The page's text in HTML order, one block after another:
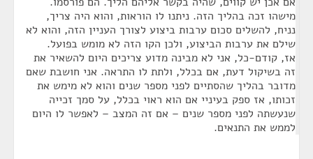
מישהו זכה בהליך הזה. ניתנו לו הוראות, והוא היה צריך,
נניח, להשלים סכום ערבות ביצוע לצורך העניין הזה, והוא לא
שילם את ערבות הביצוע, ולכן הקו הזה לא מומש בפועל.
אז, קודם-כל, אני לא מבינה מדוע צריכים היום להשאיר את
זה בשיקול דעת, אם בכלל, ולתת לו התראה. אני חושבת שאם
מדובר בהליך שהסתיים לפני מספר שנים והוא לא מימש את
זכותו, אז ספק בעיניי אם הוא ראוי בכלל, על סמך זכייה
שנעשתה לפני מספר שנים – אם זה המצב – לאפשר לו היום
לממש את התנאים.